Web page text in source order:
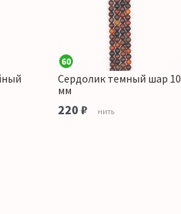
60
Сердолик темный шар 10
мм
220 ₽ нить